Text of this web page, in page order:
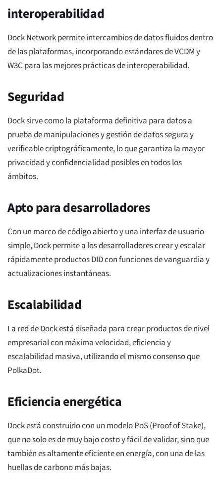
interoperabilidad
Dock Network permite intercambios de datos fluidos dentro
de las plataformas, incorporando estándares de VCDM y
W3C para las mejores prácticas de interoperabilidad.
Seguridad
Dock sirve como la plataforma definitiva para datos a
prueba de manipulaciones y gestión de datos segura y
verificable criptográficamente, lo que garantiza la mayor
privacidad y confidencialidad posibles en todos los
ámbitos.
Apto para desarrolladores
Con un marco de código abierto y una interfaz de usuario
simple, Dock permite a los desarrolladores crear y escalar
rápidamente productos DID con funciones de vanguardia y
actualizaciones instantáneas.
Escalabilidad
La red de Dock está diseñada para crear productos de nivel
empresarial con máxima velocidad, eficiencia y
escalabilidad masiva, utilizando el mismo consenso que
PolkaDot.
Eficiencia energética
Dock está construido con un modelo PoS (Proof of Stake),
que no solo es de muy bajo costo y fácil de validar, sino que
también es altamente eficiente en energía, con una de las
huellas de carbono más bajas.